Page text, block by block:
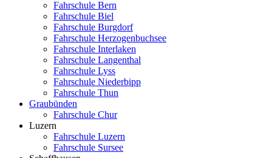
Fahrschule Bern
Fahrschule Biel
Fahrschule Burgdorf
Fahrschule Herzogenbuchsee
Fahrschule Interlaken
Fahrschule Langenthal
Fahrschule Lyss
Fahrschule Niederbipp
Fahrschule Thun
Graubünden
Fahrschule Chur
Luzern
Fahrschule Luzern
Fahrschule Sursee